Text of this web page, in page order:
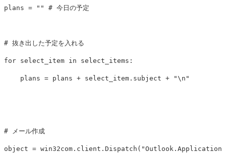
plans = ""
for select_item in select_items :
plans = plans + select_item . subject + "\n "
object = win32com . client . Dispatch ( "Outlook.Application"